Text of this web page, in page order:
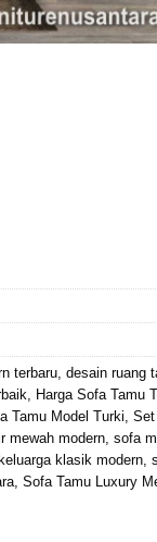
terbaru desain ruang
Harga Sofa Tamu
Tamu Model Turki Set
mewah modern sofa
klasik modern
Sofa Tamu Luxury